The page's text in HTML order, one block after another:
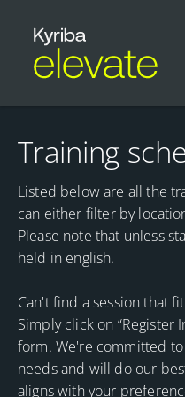
Training
Listed below are all the
can either filter by
Please note that unless
held in english.
Can't find a session that
Simply click on “Register
form. We're committed
needs and will do our
aligns with your